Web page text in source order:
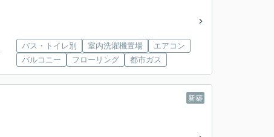
バス・トイレ別 室内洗濯機置場
エアコン
バルコニー
フローリング 都市ガス
新築